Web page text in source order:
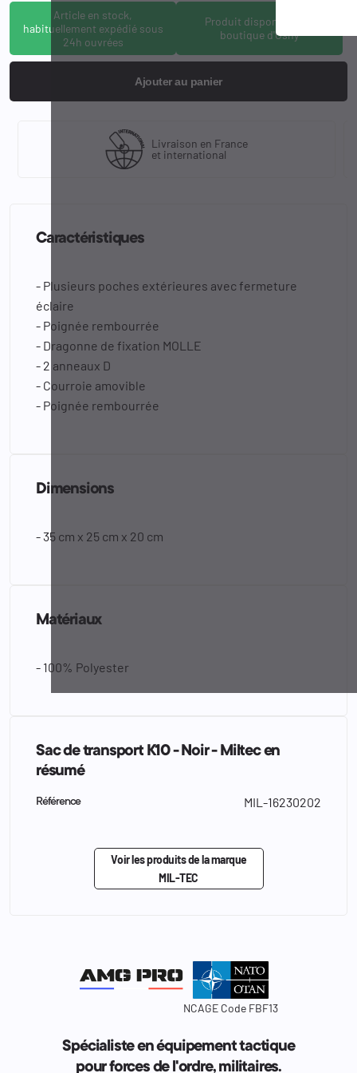
Article en stock,
habituellement expédié sous
24h ouvrées
Produit disponible à la
boutique d'Osny
Ajouter au panier
Livraison en France
et international
Caractéristiques
- Plusieurs poches extérieures avec fermeture
éclaire
- Poignée rembourrée
- Dragonne de fixation MOLLE
- 2 anneaux D
- Courroie amovible
- Poignée rembourrée
Dimensions
- 35 cm x 25 cm x 20 cm
Matériaux
- 100% Polyester
Sac de transport K10 - Noir - Miltec en
résumé
Référence MIL-16230202
Voir les produits de la marque
MIL-TEC
NCAGE Code FBF13
Spécialiste en équipement tactique
pour forces de l'ordre, militaires.